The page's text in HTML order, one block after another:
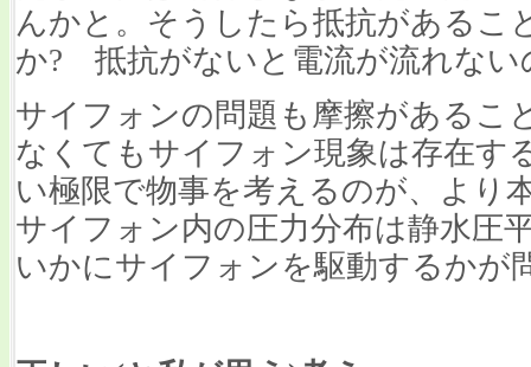
んかと。そうしたら抵抗があるこ
か? 抵抗がないと電流が流れな
サイフォンの問題も摩擦があるこ
なくてもサイフォン現象は存在す
い極限で物事を考えるのが、より
サイフォン内の圧力分布は静水圧
いかにサイフォンを駆動するかが